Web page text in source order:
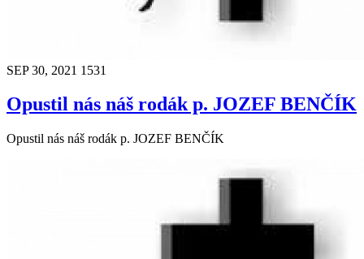
SEP 30, 2021 1531
Opustil nás náš rodák p. JOZEF BENČÍK
Opustil nás náš rodák p. JOZEF BENČÍK